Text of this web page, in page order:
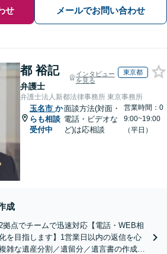
せ メールでお問い合わせ
都 裕記
弁護士
インタビュー
を見る
東京都
弁護士法人新都法律事務所 東京事務所
玉名市 か
らも相談
受付中
面談方法(対面・
電話・ビデオな
ど)は応相談
営業時間：0
9:00~19:00
（平日）
成
拠点でチームで迅速対応【電話・WEB相
を目指します】1営業日以内の返信を心
雑な遺産分割／遺留分／遺言書の作成・